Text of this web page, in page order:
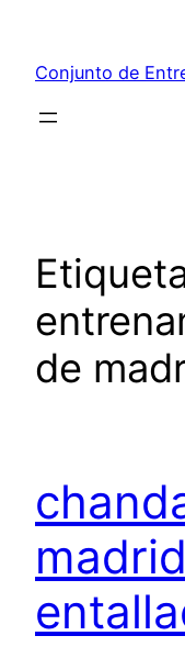
contenido
Conjunto de
de